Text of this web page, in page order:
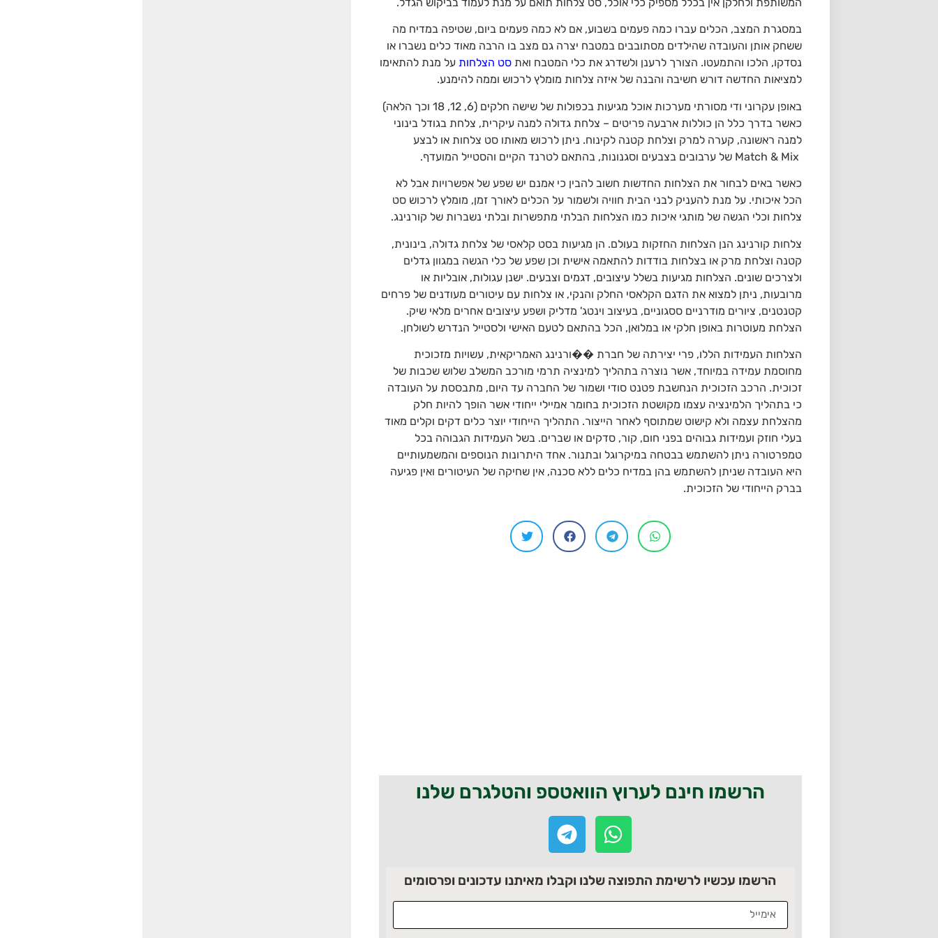
במסגרת המצב, הכלים עברו כמה פעמים בשבוע, אם לא כמה פעמים ביום, שטיפה במדיח מה
ששחק אותן והעובדה שהילדים מסתובבים במטבח יצרה גם מצב בו הרבה מאוד כלים נשברו או
נסדקו, הלכו והתמעטו. הצורך לרענן ולשדרג את כלי המטבח ואתסט הצלחות על מנת להתאימו
למציאות החדשה דורש חשיבה והבנה של איזה צלחות מומלץ לרכוש וממה להימנע.
באופן עקרוני ודי מסורתי מערכות אוכל מגיעות בכפולות של שישה חלקים (6, 12, 18 וכך הלאה)
כאשר בדרך כלל הן כוללות ארבעה פריטים – צלחת גדולה למנה עיקרית, צלחת בגודל בינוני
למנה ראשונה, קערה למרק וצלחת קטנה לקינוח. ניתן לרכוש מאותו סט צלחות או לבצע
כאשר באים לבחור את הצלחות החדשות חשוב להבין כי אמנם יש שפע של אפשרויות אבל לא
הכל איכותי. על מנת להעניק לבני הבית חוויה ולשמור על הכלים לאורך זמן, מומלץ לרכוש סט
צלחות וכלי הגשה של מותגי איכות כמו הצלחות הבלתי מתפשרות ובלתי נשברות של קורנינג.
צלחות קורנינג הנן הצלחות החזקות בעולם. הן מגיעות בסט קלאסי של צלחת גדולה, בינונית,
קטנה וצלחת מרק או בצלחות בודדות להתאמה אישית וכן שפע של כלי הגשה במגוון גדלים
ולצרכים שונים. הצלחות מגיעות בשלל עיצובים, דגמים וצבעים. ישנן עגולות, אובליות או
מרובעות, ניתן למצוא את הדגם הקלאסי החלק והנקי, או צלחות עם עיטורים מעודנים של פרחים
קטנטנים, ציורים מודרניים ססגוניים, בעיצוב וינטג' מדליק ושפע עיצובים אחרים מלאי שיק.
הצלחת מעוטרות באופן חלקי או במלואן, הכל בהתאם לטעם האישי ולסטייל הנדרש לשולחן.
הצלחות העמידות הללו, פרי יצירתה של חברת ��ורנינג האמריקאית, עשויות מזכוכית
מחוסמת עמידה במיוחד, אשר נוצרה בתהליך למינציה תרמי מורכב המשלב שלוש שכבות של
זכוכית. הרכב הזכוכית הנחשבת פטנט סודי ושמור של החברה עד היום, מתבססת על העובדה
כי בתהליך הלמינציה עצמו מקושטת הזכוכית בחומר אמיילי ייחודי אשר הופך להיות חלק
מהצלחת עצמה ולא קישוט שמתוסף לאחר הייצור. התהליך הייחודי יוצר כלים דקים וקלים מאוד
בעלי חוזק ועמידות גבוהים בפני חום, קור, סדקים או שברים. בשל העמידות הגבוהה בכל
טמפרטורה ניתן להשתמש בבטחה במיקרוגל ובתנור. אחד היתרונות הנוספים והמשמעותיים
היא העובדה שניתן להשתמש בהן במדיח כלים ללא סכנה, אין שחיקה של העיטורים ואין פגיעה
בברק הייחודי של הזכוכית.
הרשמו חינם לערוץ הוואטספ והטלגרם שלנו
הרשמו עכשיו לרשימת התפוצה שלנו וקבלו מאיתנו עדכונים ופרסומים